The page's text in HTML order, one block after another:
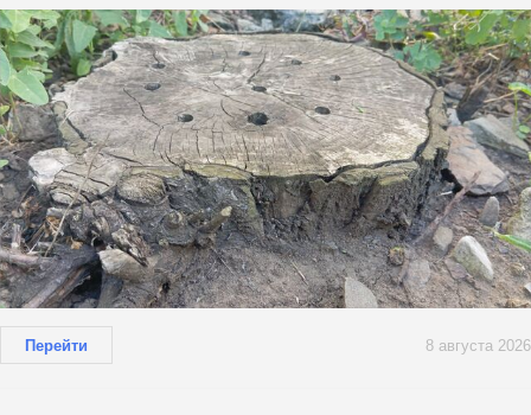
Перейти 8 августа 2026